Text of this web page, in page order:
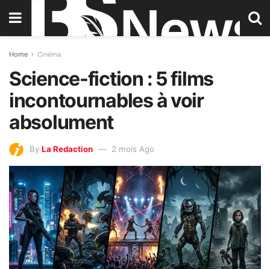
Home Cinéma
Science-fiction : 5 films
incontournables à voir
absolument
By La Redaction 2 mois Ago